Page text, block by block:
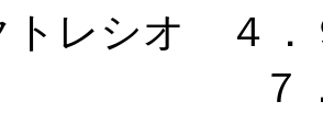
トレシオ ４．
７．